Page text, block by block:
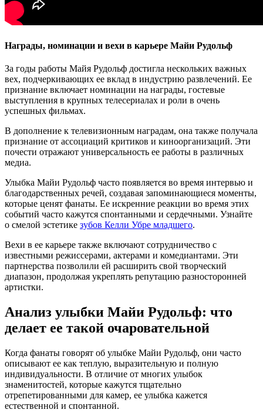
Награды, номинации и вехи в карьере Майи Рудольф
За годы работы Майя Рудольф достигла нескольких важных
вех, подчеркивающих ее вклад в индустрию развлечений. Ее
признание включает номинации на награды, гостевые
выступления в крупных телесериалах и роли в очень
успешных фильмах.
В дополнение к телевизионным наградам, она также получала
признание от ассоциаций критиков и киноорганизаций. Эти
почести отражают универсальность ее работы в различных
медиа.
Улыбка Майи Рудольф часто появляется во время интервью и
благодарственных речей, создавая запоминающиеся моменты,
которые ценят фанаты. Ее искренние реакции во время этих
событий часто кажутся спонтанными и сердечными. Узнайте
о смелой эстетике зубов Келли Убре младшего.
Вехи в ее карьере также включают сотрудничество с
известными режиссерами, актерами и комедиантами. Эти
партнерства позволили ей расширить свой творческий
диапазон, продолжая укреплять репутацию разносторонней
артистки.
Анализ улыбки Майи Рудольф: что
делает ее такой очаровательной
Когда фанаты говорят об улыбке Майи Рудольф, они часто
описывают ее как теплую, выразительную и полную
индивидуальности. В отличие от многих улыбок
знаменитостей, которые кажутся тщательно
отрепетированными для камер, ее улыбка кажется
естественной и спонтанной.